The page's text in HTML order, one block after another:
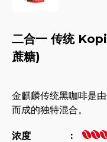
二合一 传统
蔗糖)
金麒麟传统黑咖啡是
而成的独特混合。
浓度
: